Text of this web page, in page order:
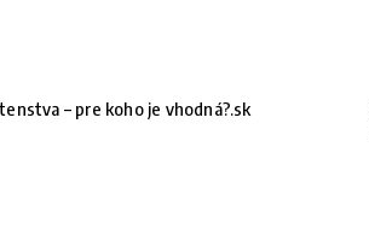
– pre koho je vhodná?.sk